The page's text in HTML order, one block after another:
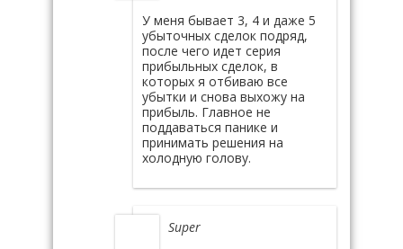
У меня бывает 3, 4 и даже 5
убыточных сделок подряд,
после чего идет серия
прибыльных сделок, в
которых я отбиваю все
убытки и снова выхожу на
прибыль. Главное не
поддаваться панике и
принимать решения на
холодную голову.
Super